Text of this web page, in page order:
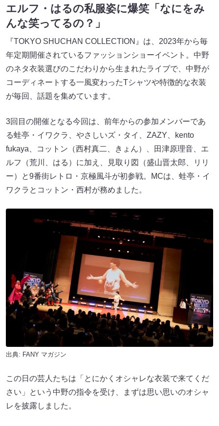
エルフ・はるの私服姿に爆笑「なにをみ
んな笑ってるの？」
『TOKYO SHUCHAN COLLECTION』は、2023年から毎
年定期開催されているファッションショーイベント。中野
のネタ衣装選びのこだわりから生まれたライブで、中野が
コーディネートする一風変わったTシャツや特徴的な衣装
が毎回、話題を集めています。
3回目の開催となる今回は、前年からの参加メンバーであ
る蛙亭・イワクラ、やさしいズ・タイ、ZAZY、kento
fukaya、コットン（西村真二、きょん）、田津原理音、エ
ルフ（荒川、はる）に加え、見取り図（盛山晋太郎、リリ
ー）と9番街レトロ・京極風斗が初参戦。MCは、蛙亭・イ
ワクラとコットン・西村が務めました。
出典: FANY マガジン
この日の芸人たちは「とにかくオシャレな衣装で来てくだ
さい」という中野の指令を受け、まずは思い思いのオシャ
レを披露しました。